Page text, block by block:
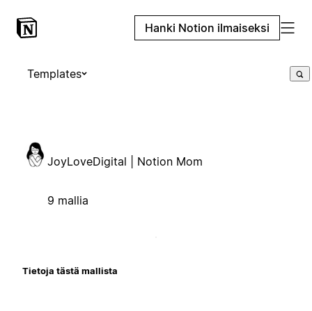
Hanki Notion ilmaiseksi
Templates
JoyLoveDigital | Notion Mom
9 mallia
Tietoja tästä mallista